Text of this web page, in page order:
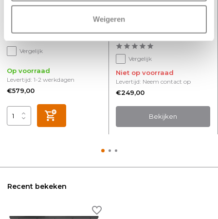
Weigeren
Vergelijk
Op voorraad
Levertijd: 1-2 werkdagen
€579,00
Hanglamp Perugia 2+1
amber
Vergelijk
Niet op voorraad
Levertijd: Neem contact op
€249,00
Bekijken
Recent bekeken